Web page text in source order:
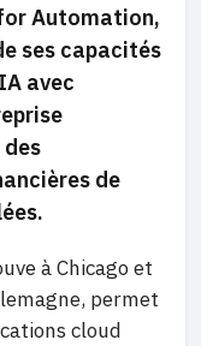
Automation,
ses capacités
avec
de
à Chicago et
permet
cloud